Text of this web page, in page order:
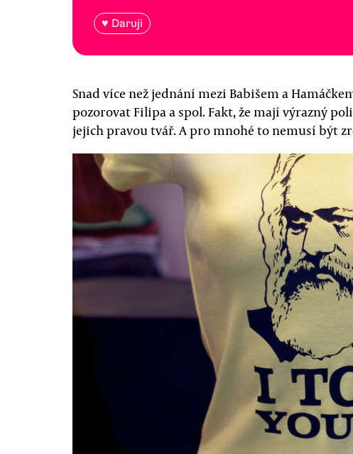
♥ Daruji
Snad více než jednání mezi Babišem a
pozorovat Filipa a spol. Fakt, že mají výrazný
jejich pravou tvář. A pro mnohé to nemusí být